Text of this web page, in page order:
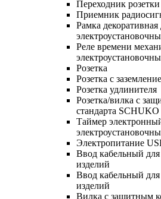
Переходник
Приемник
Рамка декоративная
Реле времени
Розетка
Розетка с
Розетка удлинителя
Розетка/вилка с
стандарта SCHUKO
Таймер
Электропитание
Ввод кабельный
изделий
Ввод кабельный
изделий
Вилка с защитным